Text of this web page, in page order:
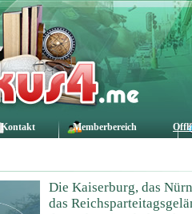
Kontakt Memberbereich
Die Kaiserburg, das
das